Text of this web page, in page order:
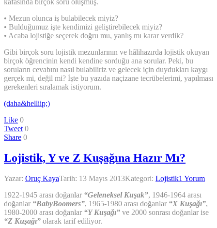
• Mezun olunca iş bulabilecek miyiz?
• Bulduğumuz işte kendimizi geliştirebilecek miyiz?
• Acaba lojistiğe seçerek doğru mu, yanlış mı karar verdik?
Gibi birçok soru lojistik mezunlarının ve hâlihazırda lojistik okuyan
birçok öğrencinin kendi kendine sorduğu ana sorular. Peki, bu
soruların cevabını nasıl bulabiliriz ve gelecek için duydukları kaygı
gerçek mi, değil mi? İşte bu yazıda naçizane tecrübelerimi, yapılması
gerekenleri sıralamak istiyorum.
(daha&helliip;)
Like 0
Tweet 0
Share 0
Lojistik, Y ve Z Kuşağına Hazır Mı?
Yazar: Oruç KayaTarih: 13 Mayıs 2013Kategori: Lojistik1 Yorum
1922-1945 arası doğanlar “Geleneksel Kuşak”, 1946-1964 arası
doğanlar “BabyBoomers”, 1965-1980 arası doğanlar “X Kuşağı”,
1980-2000 arası doğanlar “Y Kuşağı” ve 2000 sonrası doğanlar ise
“Z Kuşağı” olarak tarif ediliyor.